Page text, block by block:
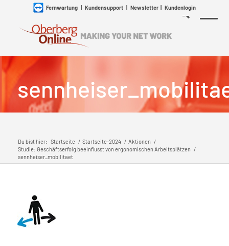
Fernwartung| Kundensupport| Newsletter| Kundenlogin
Du bist hier: Startseite / Startseite-2024 / Aktionen /
Studie: Geschäftserfolg beeinflusst von ergonomischen Arbeitsplätzen /
sennheiser_mobilitaet